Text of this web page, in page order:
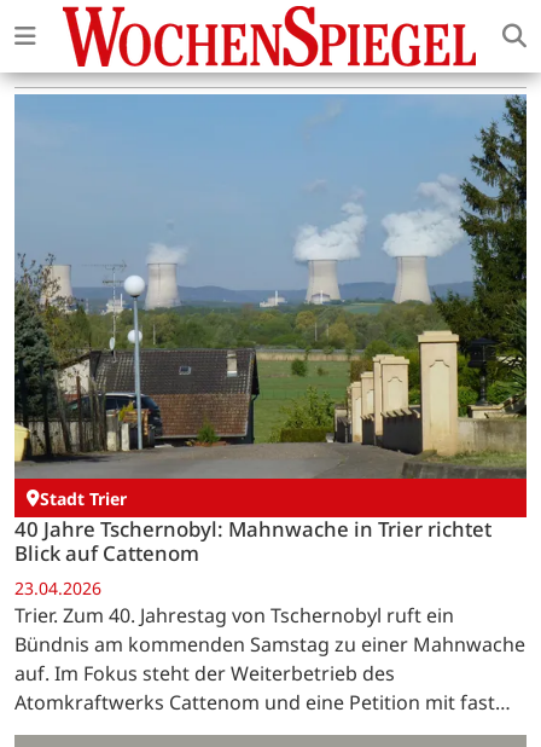
Stadt Trier
40 Jahre Tschernobyl: Mahnwache in Trier richtet
Blick auf Cattenom
23.04.2026
Trier. Zum 40. Jahrestag von Tschernobyl ruft ein
Bündnis am kommenden Samstag zu einer Mahnwache
auf. Im Fokus steht der Weiterbetrieb des
Atomkraftwerks Cattenom und eine Petition mit fast
8.000 Stimmen.